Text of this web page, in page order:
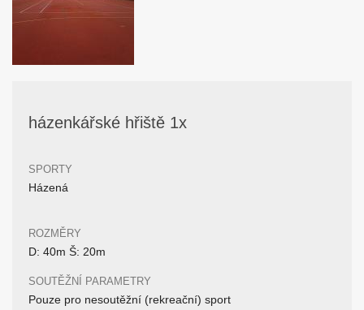
házenkářské hřiště 1x
SPORTY
Házená
ROZMĚRY
D: 40m Š: 20m
SOUTĚŽNÍ PARAMETRY
Pouze pro nesoutěžní (rekreační) sport